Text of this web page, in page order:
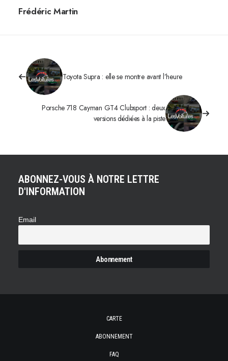
Frédéric Martin
Toyota Supra : elle se montre avant l’heure
Porsche 718 Cayman GT4 Clubsport : deux
versions dédiées à la piste
ABONNEZ-VOUS À NOTRE LETTRE
D'INFORMATION
Email
CARTE
ABONNEMENT
FAQ